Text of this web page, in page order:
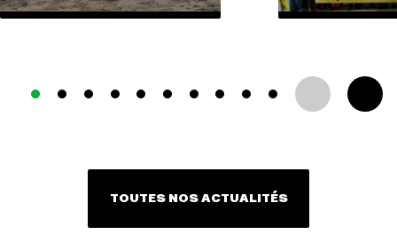
TOUTES NOS ACTUALITÉS